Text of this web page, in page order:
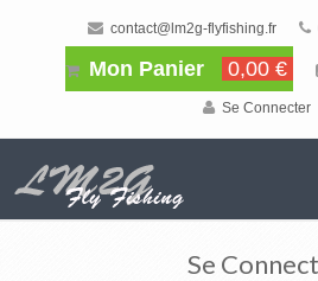
contact@lm2g-flyfishing.fr
Mon Panier 0,00 €
Se Connecter
Se